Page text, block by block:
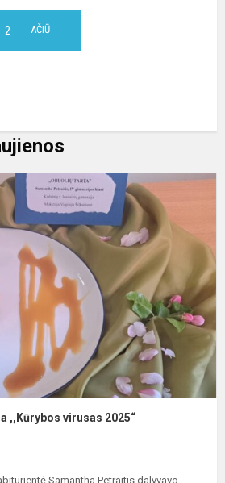
AČIŪ
2
,,Kūrybos virusas 2025“
Samantha Petraitis dalyvavo